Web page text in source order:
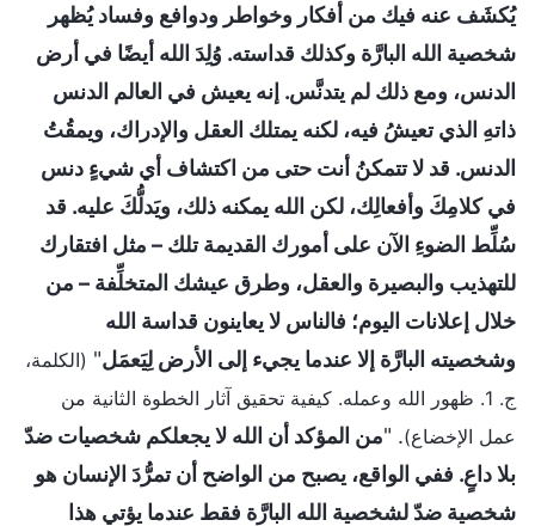
يُكشَف عنه فيك من أفكار وخواطر ودوافع وفساد يُظهر
شخصية الله البارَّة وكذلك قداسته. وُلِدَ الله أيضًا في أرض
الدنس، ومع ذلك لم يتدنَّس. إنه يعيش في العالم الدنس
ذاتهِ الذي تعيشُ فيه، لكنه يمتلك العقل والإدراك، ويمقُتُ
الدنس. قد لا تتمكنُ أنت حتى من اكتشاف أي شيءٍ دنس
في كلامِكَ وأفعالِك، لكن الله يمكنه ذلك، ويَدلُّكَ عليه. قد
سُلِّط الضوءِ الآن على أمورك القديمة تلك – مثل افتقارك
للتهذيب والبصيرة والعقل، وطرق عيشك المتخلِّفة – من
خلال إعلانات اليوم؛ فالناس لا يعاينون قداسة الله
وشخصيته البارَّة إلا عندما يجيء إلى الأرض لِيَعمَل" (الكلمة،
ج. 1. ظهور الله وعمله. كيفية تحقيق آثار الخطوة الثانية من
عمل الإخضاع). "من المؤكد أن الله لا يجعلكم شخصيات ضدّ
بلا داعٍ. ففي الواقع، يصبح من الواضح أن تمرُّدَ الإنسان هو
شخصية ضدّ لشخصية الله البارَّة فقط عندما يؤتي هذا